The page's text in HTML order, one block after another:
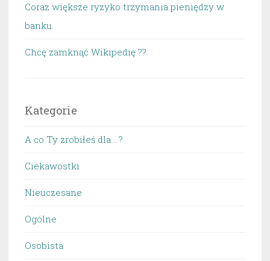
Coraz większe ryzyko trzymania pieniędzy w
banku.
Chcę zamknąć Wikipedię ??
Kategorie
A co Ty zrobiłeś dla… ?
Ciekawostki
Nieuczesane
Ogólne
Osobista